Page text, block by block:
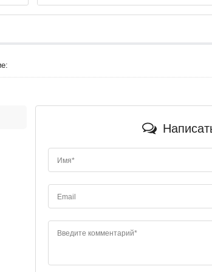
Имя*
Email
Введите комментарий*